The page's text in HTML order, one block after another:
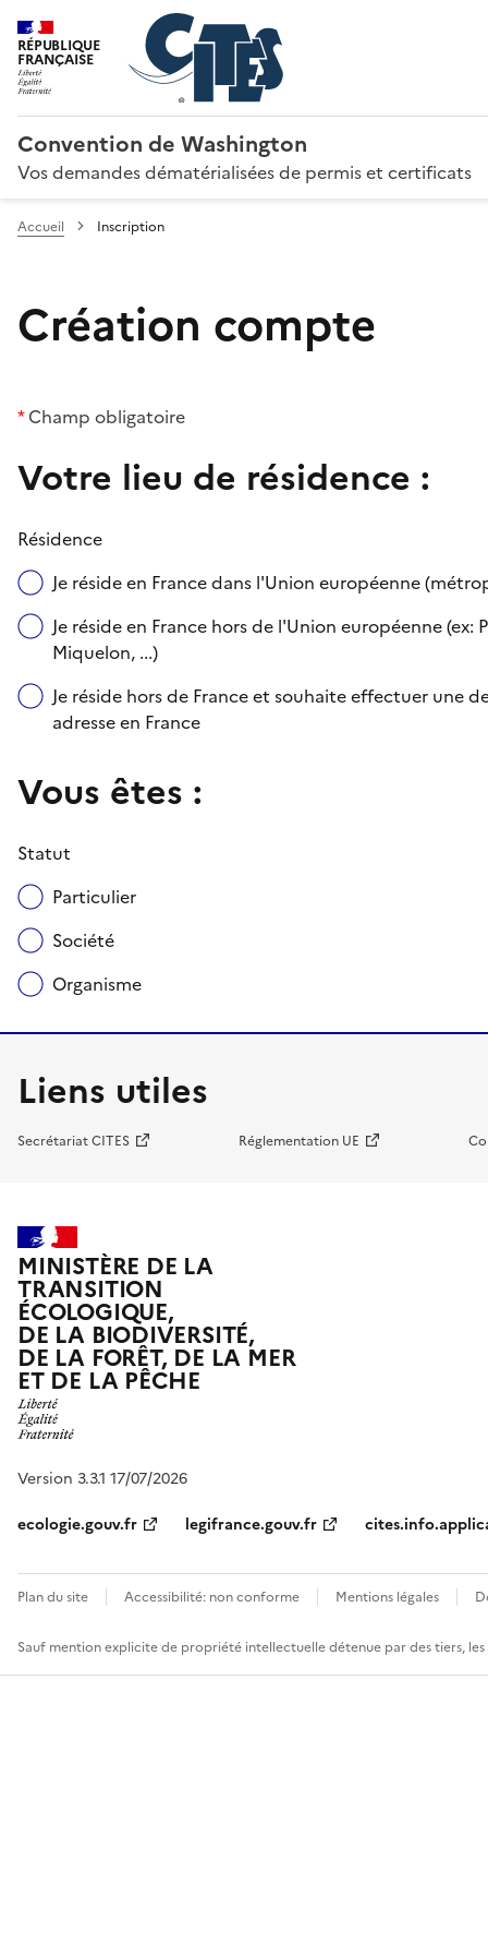
RÉPUBLIQUE
FRANÇAISE
Convention de Washington
Vos demandes dématérialisées de permis et certificats
Accueil Inscription
Création compte
*Champ obligatoire
Votre lieu de résidence :
Résidence
Je réside en France dans l'Union européenne
Je réside en France hors de l'Union européenne
Miquelon, ...)
Je réside hors de France et souhaite effectuer une
adresse en France
Vous êtes :
Statut
Particulier
Société
Organisme
Liens utiles
Secrétariat CITES Réglementation UE
MINISTÈRE DE LA
TRANSITION
ÉCOLOGIQUE,
DE LA BIODIVERSITÉ,
DE LA FORÊT, DE LA MER
ET DE LA PÊCHE
Version 3.3.1 17/07/2026
ecologie.gouv.fr
legifrance.gouv.fr
Plan du site Accessibilité: non conforme Mentions légales
Sauf mention explicite de propriété intellectuelle détenue par des tiers,